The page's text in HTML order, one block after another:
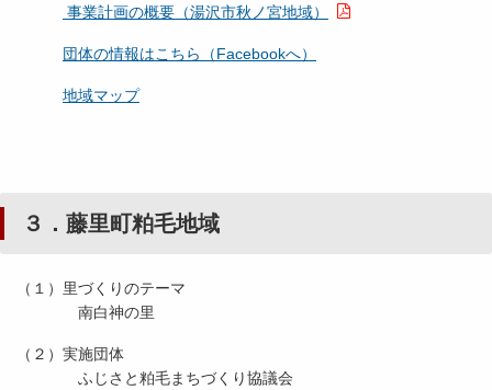
事業計画の概要（湯沢市秋ノ宮地域）
団体の情報はこちら（Facebookへ）
地域マップ
３．藤里町粕毛地域
（１）里づくりのテーマ
南白神の里
（２）実施団体
ふじさと粕毛まちづくり協議会